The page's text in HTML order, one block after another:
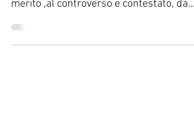
dall’Agenzia delle Entrate interviene in
merito ,al controverso e contestato, da
tutte le...